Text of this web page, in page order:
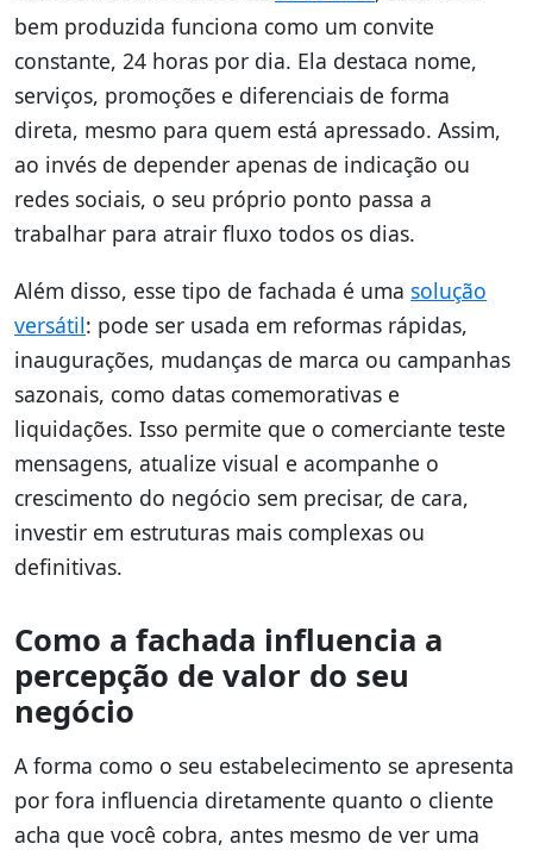
bem produzida funciona como um convite
constante, 24 horas por dia. Ela destaca nome,
serviços, promoções e diferenciais de forma
direta, mesmo para quem está apressado. Assim,
ao invés de depender apenas de indicação ou
redes sociais, o seu próprio ponto passa a
trabalhar para atrair fluxo todos os dias.
Além disso, esse tipo de fachada é uma solução
versátil: pode ser usada em reformas rápidas,
inaugurações, mudanças de marca ou campanhas
sazonais, como datas comemorativas e
liquidações. Isso permite que o comerciante teste
mensagens, atualize visual e acompanhe o
crescimento do negócio sem precisar, de cara,
investir em estruturas mais complexas ou
definitivas.
Como a fachada influencia a
percepção de valor do seu
negócio
A forma como o seu estabelecimento se apresenta
por fora influencia diretamente quanto o cliente
acha que você cobra, antes mesmo de ver uma